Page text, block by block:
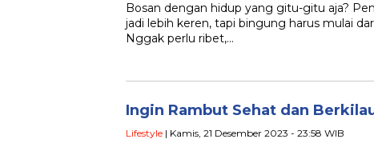
Bosan dengan hidup yang gitu-gitu aja?
jadi lebih keren, tapi bingung harus mulai
Nggak perlu ribet,…
Ingin Rambut Sehat dan
Lifestyle | Kamis, 21 Desember 2023 - 23:58 WIB